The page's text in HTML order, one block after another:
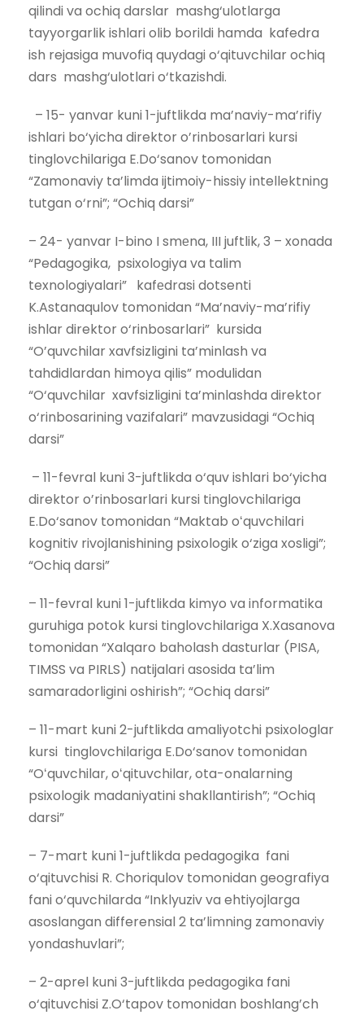
qilindi va ochiq darslar mashg‘ulotlarga
tayyorgarlik ishlari olib borildi hamda kafedra
ish rejasiga muvofiq quydagi o‘qituvchilar ochiq
dars mashg‘ulotlari o‘tkazishdi.
– 15- yanvar kuni 1-juftlikda ma’naviy-ma’rifiy
ishlari bo‘yicha direktor o’rinbosarlari kursi
tinglovchilariga E.Do‘sanov tomonidan
“Zamonaviy ta’limda ijtimoiy-hissiy intellektning
tutgan o‘rni”; “Ochiq darsi”
– 24- yanvar I-bino I smеna, III juftlik, 3 – xonada
“Pedagogika, psixologiya va talim
texnologiyalari” kafеdrasi dotsenti
K.Astanaqulov tomonidan “Ma’naviy-ma’rifiy
ishlar direktor o‘rinbosarlari” kursida
“O’quvchilar xavfsizligini ta’minlash va
tahdidlardan himoya qilis” modulidan
“O‘quvchilar xavfsizligini ta’minlashda direktor
o‘rinbosarining vazifalari” mavzusidagi “Ochiq
darsi”
– 11-fevral kuni 3-juftlikda o‘quv ishlari bo‘yicha
direktor o’rinbosarlari kursi tinglovchilariga
E.Do‘sanov tomonidan “Maktab oʻquvchilari
kognitiv rivojlanishining psixologik o‘ziga xosligi”;
“Ochiq darsi”
– 11-fevral kuni 1-juftlikda kimyo va informatika
guruhiga potok kursi tinglovchilariga X.Xasanova
tomonidan “Xalqaro baholash dasturlar (PISA,
TIMSS va PIRLS) natijalari asosida ta’lim
samaradorligini oshirish”; “Ochiq darsi”
– 11-mart kuni 2-juftlikda amaliyotchi psixologlar
kursi tinglovchilariga E.Do‘sanov tomonidan
“Oʻquvchilar, oʻqituvchilar, ota-onalarning
psixologik madaniyatini shakllantirish”; “Ochiq
darsi”
– 7-mart kuni 1-juftlikda pedagogika fani
o‘qituvchisi R. Choriqulov tomonidan geografiya
fani o‘quvchilarda “Inklyuziv va ehtiyojlarga
asoslangan differensial 2 ta’limning zamonaviy
yondashuvlari”;
– 2-aprel kuni 3-juftlikda pedagogika fani
o‘qituvchisi Z.O‘tapov tomonidan boshlang’ch